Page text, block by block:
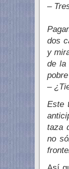
–
dos
y
de la
–
Este
taza
no